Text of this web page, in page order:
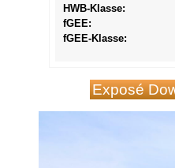
HWB-Klasse:
fGEE:
fGEE-Klasse:
Exposé